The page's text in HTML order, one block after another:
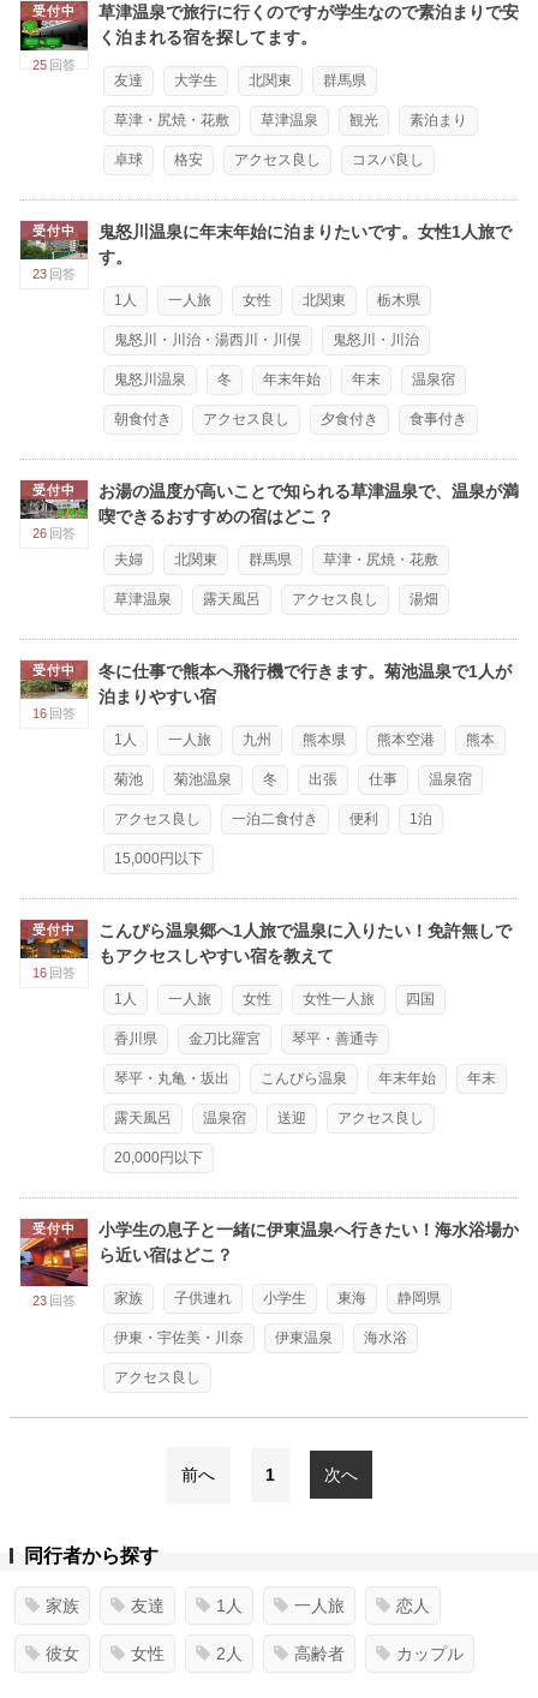
受付中
25 回答
草津温泉で旅行に行くのですが学生なので素泊まりで安
く泊まれる宿を探してます。
友達 大学生 北関東 群馬県
草津・尻焼・花敷 草津温泉 観光 素泊まり
卓球 格安 アクセス良し コスパ良し
受付中
23 回答
鬼怒川温泉に年末年始に泊まりたいです。女性1人旅で
す。
1人 一人旅 女性 北関東 栃木県
鬼怒川・川治・湯西川・川俣 鬼怒川・川治
鬼怒川温泉 冬 年末年始 年末 温泉宿
朝食付き アクセス良し 夕食付き 食事付き
受付中
26 回答
お湯の温度が高いことで知られる草津温泉で、温泉が満
喫できるおすすめの宿はどこ？
夫婦 北関東 群馬県 草津・尻焼・花敷
草津温泉 露天風呂 アクセス良し 湯畑
受付中
16 回答
冬に仕事で熊本へ飛行機で行きます。菊池温泉で1人が
泊まりやすい宿
1人 一人旅 九州 熊本県 熊本空港 熊本
菊池 菊池温泉 冬 出張 仕事 温泉宿
アクセス良し 一泊二食付き 便利 1泊
15,000円以下
受付中
16 回答
こんぴら温泉郷へ1人旅で温泉に入りたい！免許無しで
もアクセスしやすい宿を教えて
1人 一人旅 女性 女性一人旅 四国
香川県 金刀比羅宮 琴平・善通寺
琴平・丸亀・坂出 こんぴら温泉 年末年始 年末
露天風呂 温泉宿 送迎 アクセス良し
20,000円以下
受付中
23 回答
小学生の息子と一緒に伊東温泉へ行きたい！海水浴場か
ら近い宿はどこ？
家族 子供連れ 小学生 東海 静岡県
伊東・宇佐美・川奈 伊東温泉 海水浴
アクセス良し
前へ 1 次へ
同行者から探す
家族 友達 1人 一人旅 恋人
彼女 女性 2人 高齢者 カップル